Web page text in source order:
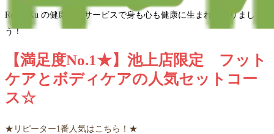
Re.Ra.Ku の健康管理サービスで身も心も健康に生まれ変わりましょ
う！
【満足度No.1★】池上店限定 フット
ケアとボディケアの人気セットコー
ス☆
★リピーター1番人気はこちら！★